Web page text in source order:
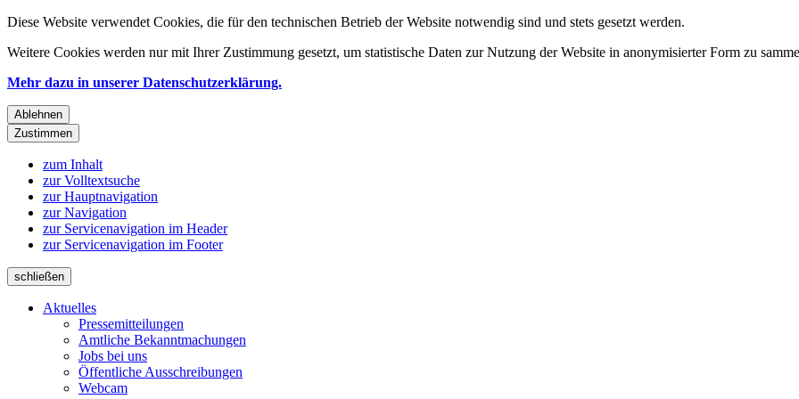
Diese Website verwendet Cookies, die für den technischen Betrieb der Website notwendig sind und stets gesetzt werden.
Weitere Cookies werden nur mit Ihrer Zustimmung gesetzt, um statistische Daten zur Nutzung der Website in anonymisierter Form zu
Mehr dazu in unserer Datenschutzerklärung.
Ablehnen
Zustimmen
zum Inhalt
zur Volltextsuche
zur Hauptnavigation
zur Navigation
zur Servicenavigation im Header
zur Servicenavigation im Footer
schließen
Aktuelles
Pressemitteilungen
Amtliche Bekanntmachungen
Jobs bei uns
Öffentliche Ausschreibungen
Webcam